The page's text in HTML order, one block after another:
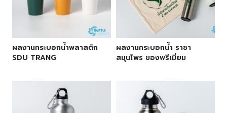
ผลงานกระบอกน้ำพลาสติก
SDU TRANG
ผลงานกระบอกน้ำ ราชา
สมุนไพร ของพรีเมี่ยม